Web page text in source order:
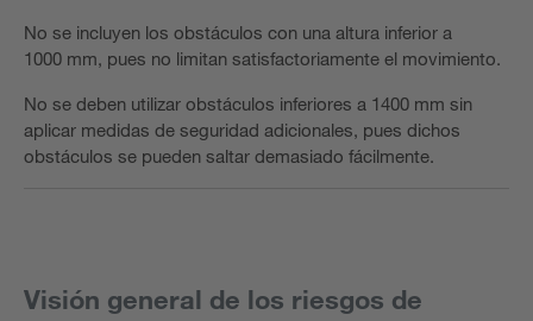
No se incluyen los obstáculos con una altura inferior a
1000 mm, pues no limitan satisfactoriamente el movimiento.
No se deben utilizar obstáculos inferiores a 1400 mm sin
aplicar medidas de seguridad adicionales, pues dichos
obstáculos se pueden saltar demasiado fácilmente.
Visión general de los riesgos de